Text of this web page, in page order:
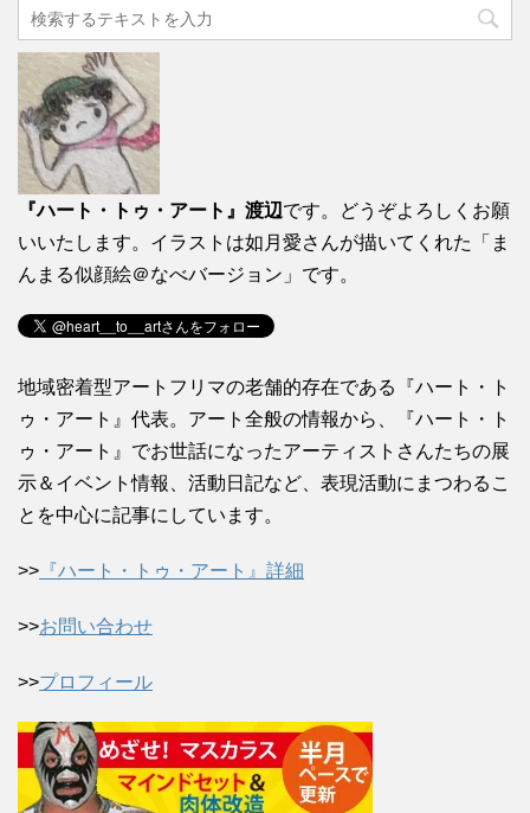
『ハート・トゥ・アート』渡辺です。どうぞよろしくお願
いいたします。イラストは如月愛さんが描いてくれた「ま
んまる似顔絵＠なべバージョン」です。
地域密着型アートフリマの老舗的存在である『ハート・ト
ゥ・アート』代表。アート全般の情報から、『ハート・ト
ゥ・アート』でお世話になったアーティストさんたちの展
示＆イベント情報、活動日記など、表現活動にまつわるこ
とを中心に記事にしています。
>> 『ハート・トゥ・アート』詳細
>>お問い合わせ
>>プロフィール